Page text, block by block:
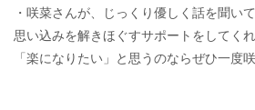
・咲菜さんが、じっくり優しく話を聞い
思い込みを解きほぐすサポートをしてく
「楽になりたい」 と思うのならぜひ一度